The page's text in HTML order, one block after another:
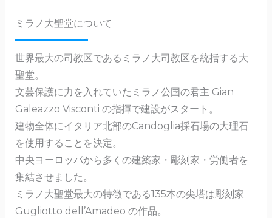
c
e
b
o
o
k
n
a
ミラノ大聖堂について
世界最大の司教区であるミラノ大司教区を統括する大
聖堂。
文芸保護に力を入れていたミラノ公国の君主 Gian
Galeazzo Visconti の指揮で建設がスタート。
建物全体にイタリア北部のCandoglia採石場の大理石
を使用することを決定。
中央ヨーロッパから多くの建築家・彫刻家・労働者を
集結させました。
ミラノ大聖堂最大の特徴である135本の尖塔は彫刻家
Gugliotto dell’Amadeo の作品。